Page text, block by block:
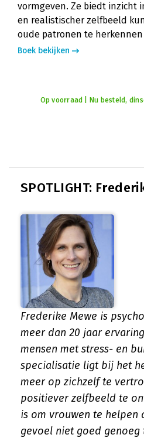
vormgeven. Ze biedt inzicht
en realistischer zelfbeeld
oude patronen te
Boek bekijken
Op voorraad | Nu besteld,
SPOTLIGHT:
Frederike Mewe is
meer dan 20 jaar
mensen met stress- en
specialisatie ligt bij het
meer op zichzelf te
positiever zelfbeeld te
is om vrouwen te helpen
gevoel niet goed genoeg